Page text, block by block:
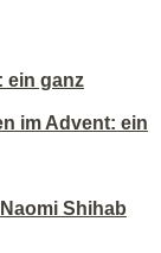
ein ganz
im Advent: ein
Shihab